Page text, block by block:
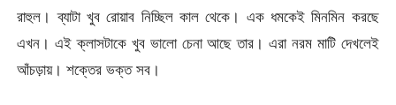
রাহুল। ব্যাটা খুব রোয়াব নিচ্ছিল কাল থেকে। এক ধমকেই মিনমিন করছে
এখন। এই ক্লাসটাকে খুব ভালো চেনা আছে তার। এরা নরম মাটি দেখলেই
আঁচড়ায়। শক্তের ভক্ত সব।